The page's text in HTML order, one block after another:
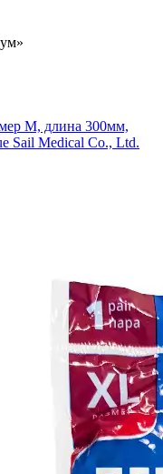
M, длина 300мм,
Sail Medical Co., Ltd.